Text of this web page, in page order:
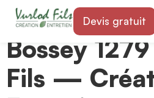
Devis gratuit
Paysagiste à
Bossey
Fils —